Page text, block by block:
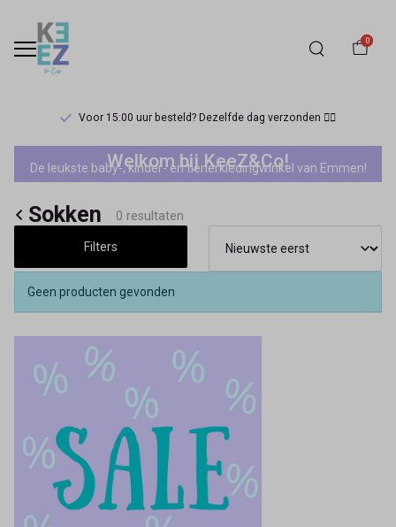
0
Voor 15:00 uur besteld? Dezelfde dag verzonden 🏃‍♀️
Sale
meisjes
sokken
Keez&Co
Welkom bij KeeZ&Co!
De leukste baby-, kinder- en tienerkledingwinkel van Emmen!
Sokken 0 resultaten
Filters
Geen producten gevonden